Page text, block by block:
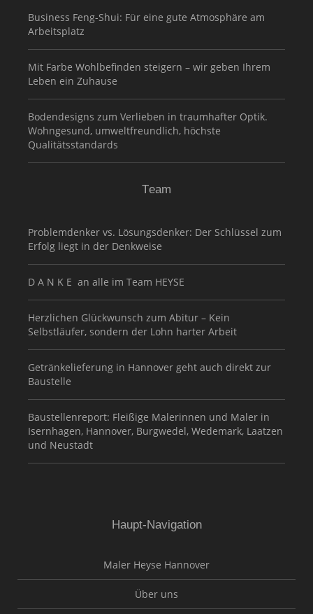
Business Feng-Shui: Für eine gute Atmosphäre am
Arbeitsplatz
Mit Farbe Wohlbefinden steigern – wir geben Ihrem
Leben ein Zuhause
Bodendesigns zum Verlieben in traumhafter Optik.
Wohngesund, umweltfreundlich, höchste
Qualitätsstandards
Team
Problemdenker vs. Lösungsdenker: Der Schlüssel zum
Erfolg liegt in der Denkweise
D A N K E an alle im Team HEYSE
Herzlichen Glückwunsch zum Abitur – Kein
Selbstläufer, sondern der Lohn harter Arbeit
Getränkelieferung in Hannover geht auch direkt zur
Baustelle
Baustellenreport: Fleißige Malerinnen und Maler in
Isernhagen, Hannover, Burgwedel, Wedemark, Laatzen
und Neustadt
Haupt-Navigation
Maler Heyse Hannover
Über uns